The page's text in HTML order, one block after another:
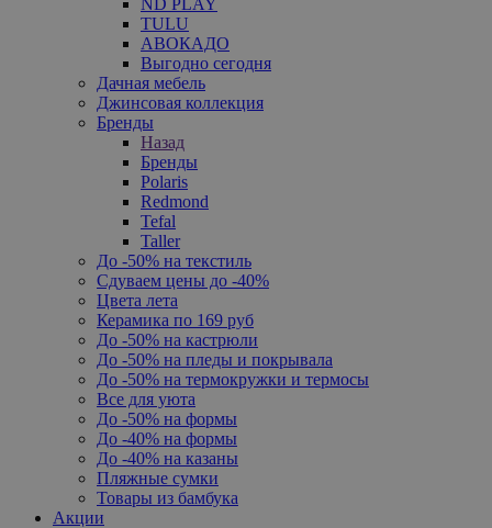
TULU
АВОКАДО
Выгодно сегодня
Дачная мебель
Джинсовая коллекция
Бренды
Назад
Бренды
Polaris
Redmond
Tefal
Taller
До -50% на текстиль
Сдуваем цены до -40%
Цвета лета
Керамика по 169 руб
До -50% на кастрюли
До -50% на пледы и покрывала
До -50% на термокружки и термосы
Все для уюта
До -50% на формы
До -40% на формы
До -40% на казаны
Пляжные сумки
Товары из бамбука
Акции